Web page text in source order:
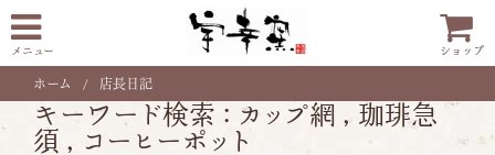
メニュー ショップ
ホーム 店長日記
キーワード検索 : カップ網 , 珈琲急
須 , コーヒーポット